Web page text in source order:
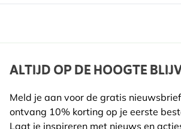
Bijen en vlinders profiteren van de
kunnen worden gegeten.
Voordelen voor Wilde Dieren:
Een belangrijke nectarbron in de
bestuivers en stuifmeelzoekers, en
voor vogels.
Merk Kwekerij
Breedte 147 mm
Lengte 115 mm
ALTIJD OP DE HOOGTE
Meld je aan voor de gratis
ontvang 10% korting op je eerste
Laat je inspireren met nieuws en